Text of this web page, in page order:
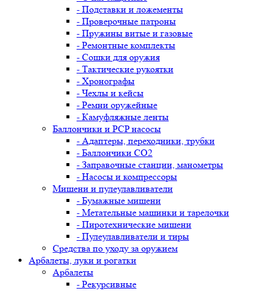
- Подставки и ложементы
- Проверочные патроны
- Пружины витые и газовые
- Ремонтные комплекты
- Сошки для оружия
- Тактические рукоятки
- Хронографы
- Чехлы и кейсы
- Ремни оружейные
- Камуфляжные ленты
Баллончики и PCP насосы
- Адаптеры, переходники, трубки
- Баллончики CO2
- Заправочные станции, манометры
- Насосы и компрессоры
Мишени и пулеулавливатели
- Бумажные мишени
- Метательные машинки и тарелочки
- Пиротехнические мишени
- Пулеулавливатели и тиры
Средства по уходу за оружием
Арбалеты, луки и рогатки
Арбалеты
- Рекурсивные